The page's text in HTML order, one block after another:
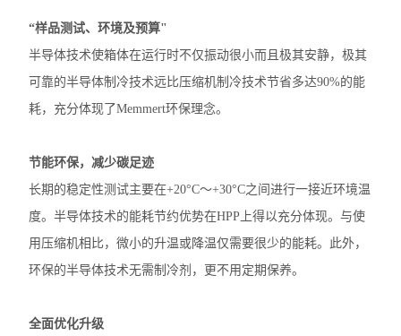
“样品测试、环境及预算"
半导体技术使箱体在运行时不仅振动很小而且极其安静，极其
可靠的半导体制冷技术远比压缩机制冷技术节省多达90%的能
耗，充分体现了Memmert环保理念。
节能环保，减少碳足迹
长期的稳定性测试主要在+20°C〜+30°C之间进行一接近环境温
度。半导体技术的能耗节约优势在HPP上得以充分体现。与使
用压缩机相比，微小的升温或降温仅需要很少的能耗。此外，
环保的半导体技术无需制冷剂，更不用定期保养。
全面优化升级